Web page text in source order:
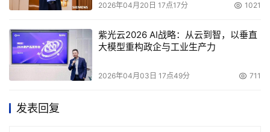
言，他们是为了寻求一种更加合理的平衡之道。因为单靠高
端存储市场上的销售，顶多能为公司树立品牌形象，而增加
渠道代理商，使中低端产品的销售有所突破，才能使公司业
绩更好看，也能更稳健地向前发展。
2026年04月20日 17点17分 1021
紫光云2026 AI战略：从云到智，以垂直
大模型重构政企与工业生产力
2026年04月03日 17点49分 711
发表回复